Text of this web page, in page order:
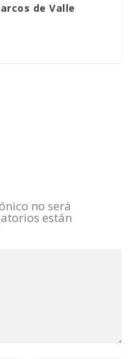
de Valle
no será
están